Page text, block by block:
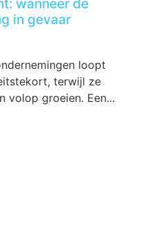
wanneer de
in gevaar
loopt
terwijl ze
volop groeien. Een...